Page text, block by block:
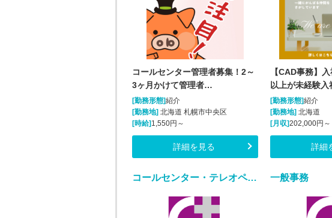
コールセンター管理者募集！2～
3ヶ月かけて管理者…
[勤務形態]紹介
[勤務地] 北海道 札幌市中央区
[時給] 1,550円～
詳細を見る
【CAD事務】
以上が未経験
[勤務形態]紹介
[勤務地] 北海道
[月収]202,000円～
詳細
コールセンター・テレオペ（受信）(勤怠管理システムヘルプデスク) 一般事務